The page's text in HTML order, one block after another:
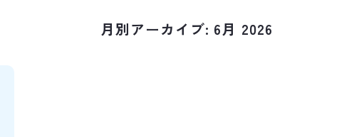
月別アーカイブ: 6月 2026